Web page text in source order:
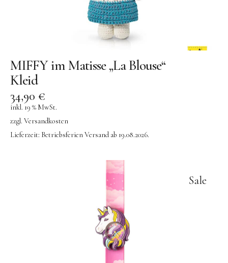
MIFFY im Matisse „La Blouse“
Kleid
34,90 €
inkl. 19 % MwSt.
zzgl. Versandkosten
Lieferzeit: Betriebsferien Versand ab 19.08.2026.
Sale